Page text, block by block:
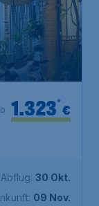
€
1.323*
Abflug: 30 Okt.
09 Nov.